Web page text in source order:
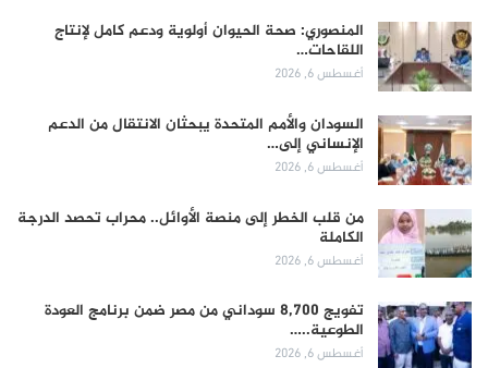
المنصوري: صحة الحيوان أولوية ودعم كامل لإنتاج
اللقاحات…
أغسطس 6, 2026
السودان والأمم المتحدة يبحثان الانتقال من الدعم
الإنساني إلى…
أغسطس 6, 2026
من قلب الخطر إلى منصة الأوائل.. محراب تحصد الدرجة
الكاملة
أغسطس 6, 2026
تفويج 8,700 سوداني من مصر ضمن برنامج العودة
الطوعية..…
أغسطس 6, 2026